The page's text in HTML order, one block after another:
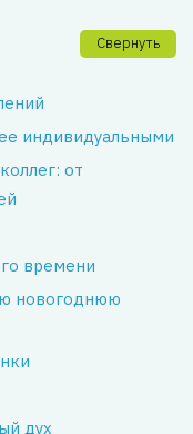
Свернуть
индивидуальными
от
времени
новогоднюю
дух